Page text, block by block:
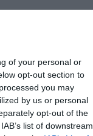
of your personal or
opt-out section to
you may
by us or personal
opt-out of the
list of downstream